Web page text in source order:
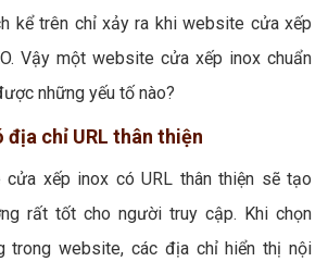
kể trên chỉ xảy ra khi website cửa xếp
Vậy một website cửa xếp inox chuẩn
những yếu tố nào?
địa chỉ URL thân thiện
xếp inox có URL thân thiện sẽ tạo
rất tốt cho người truy cập. Khi chọn
trong website, các địa chỉ hiển thị nội